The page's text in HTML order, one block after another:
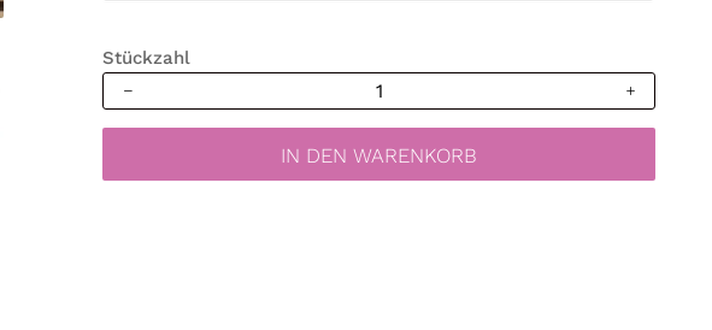
Stückzahl
Sichtschutzfolie
Duschkabine
IN DEN WARENKORB